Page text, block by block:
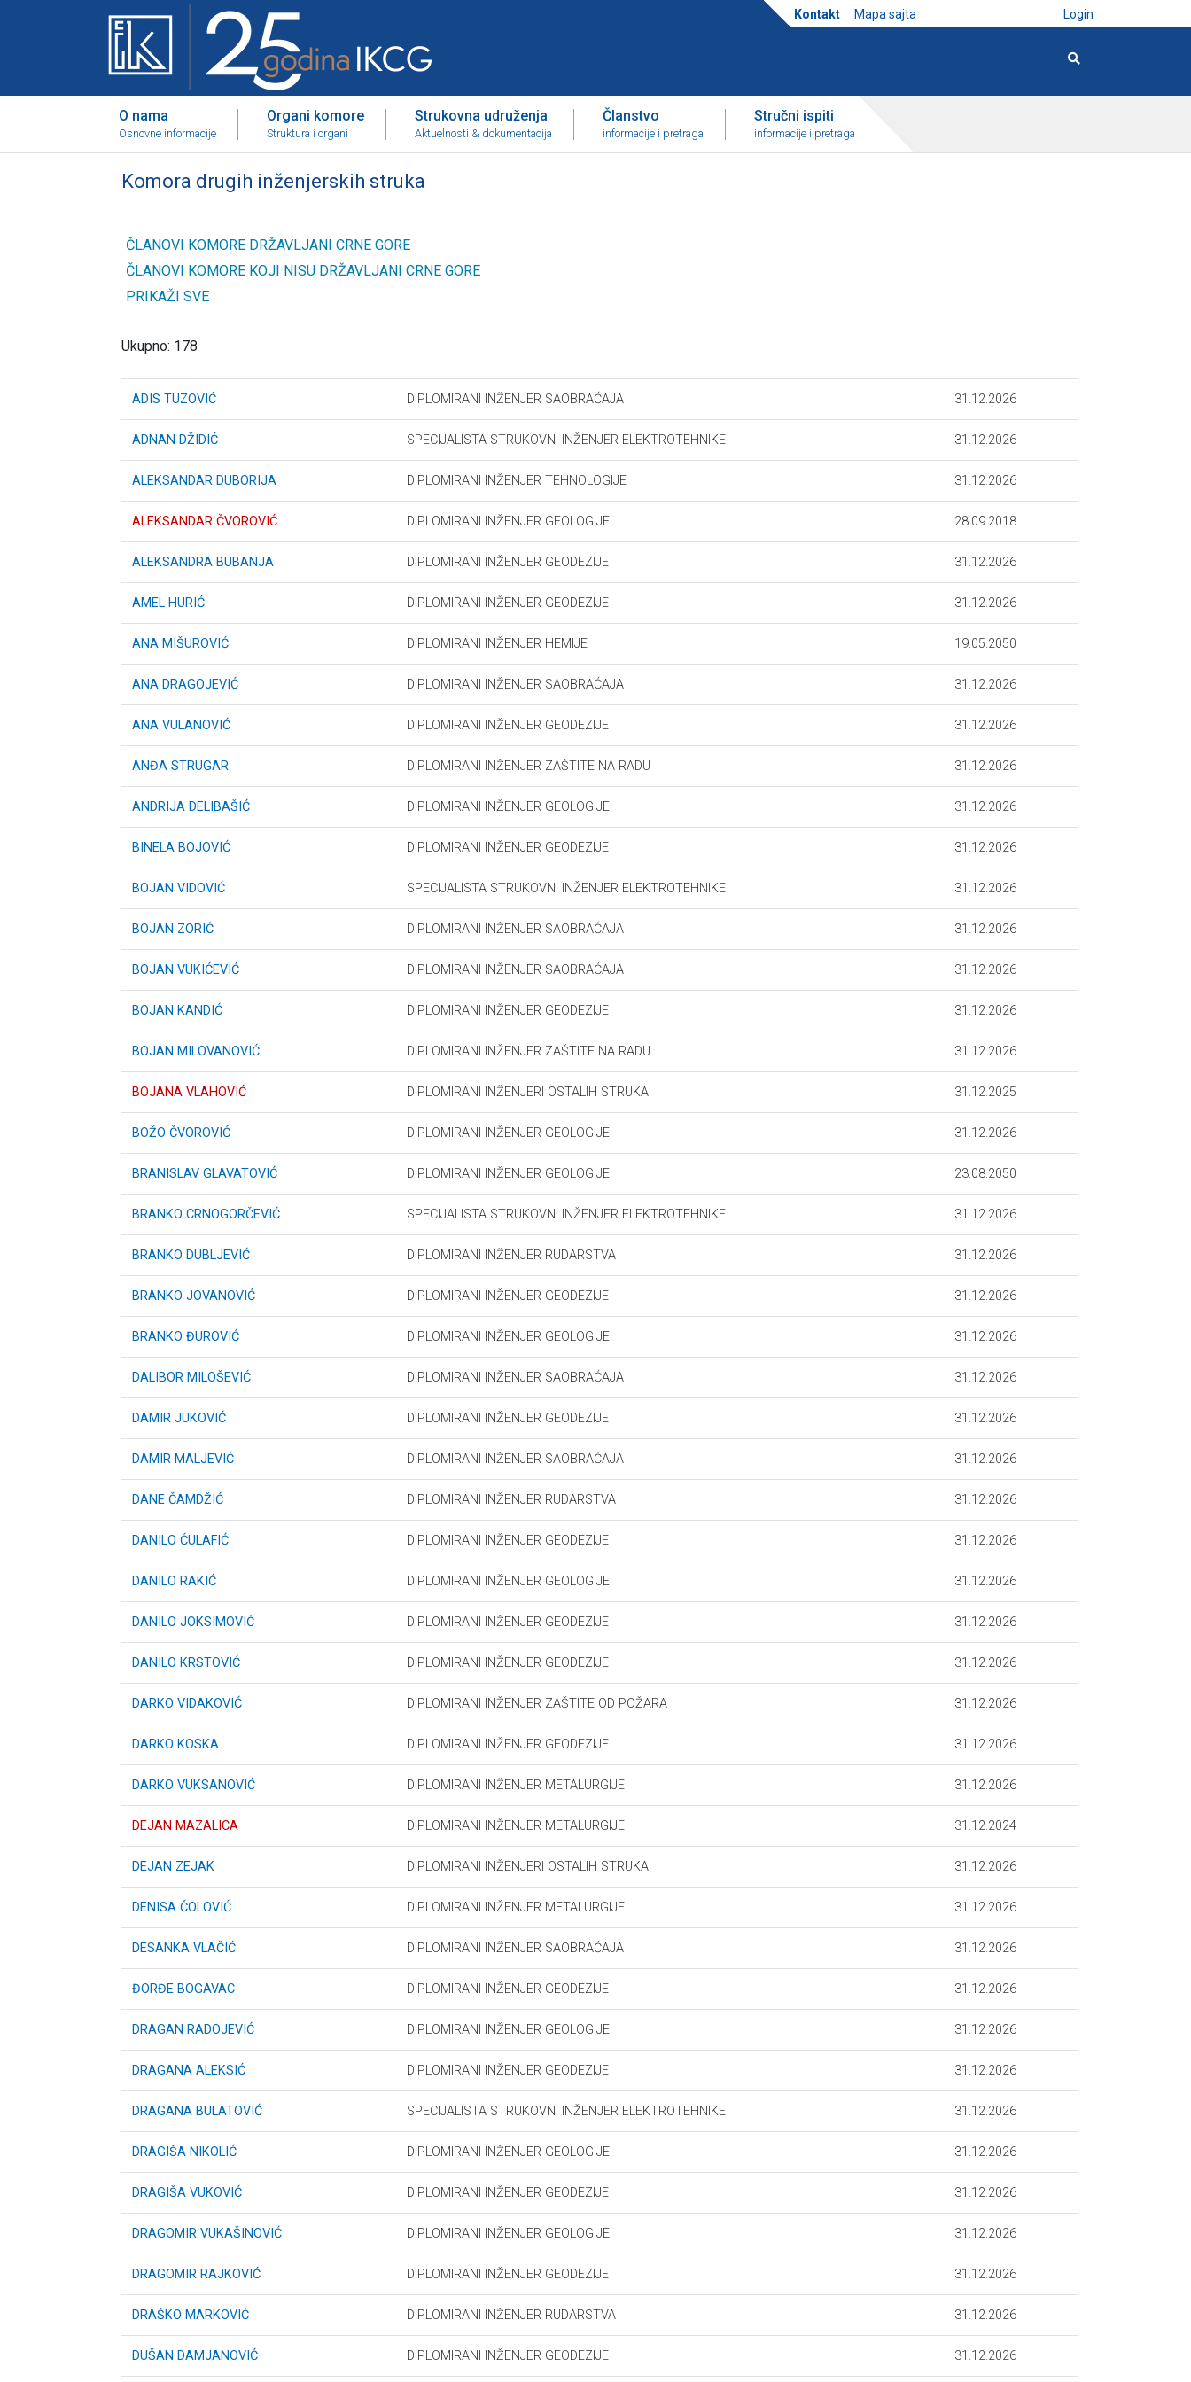
Kontakt Mapa sajta Login
O nama
Osnovne informacije
Organi komore
Struktura i organi
Strukovna udruženja
Aktuelnosti & dokumentacija
Članstvo
informacije i pretraga
Stručni ispiti
informacije i pretraga
Komora drugih inženjerskih struka
ČLANOVI KOMORE DRŽAVLJANI CRNE GORE
ČLANOVI KOMORE KOJI NISU DRŽAVLJANI CRNE GORE
PRIKAŽI SVE
Ukupno: 178
ADIS TUZOVIĆ DIPLOMIRANI INŽENJER SAOBRAĆAJA 31.12.2026
ADNAN DŽIDIĆ SPECIJALISTA STRUKOVNI INŽENJER ELEKTROTEHNIKE 31.12.2026
ALEKSANDAR DUBORIJA DIPLOMIRANI INŽENJER TEHNOLOGIJE 31.12.2026
ALEKSANDAR ČVOROVIĆ DIPLOMIRANI INŽENJER GEOLOGIJE 28.09.2018
ALEKSANDRA BUBANJA DIPLOMIRANI INŽENJER GEODEZIJE 31.12.2026
AMEL HURIĆ DIPLOMIRANI INŽENJER GEODEZIJE 31.12.2026
ANA MIŠUROVIĆ DIPLOMIRANI INŽENJER HEMIJE 19.05.2050
ANA DRAGOJEVIĆ DIPLOMIRANI INŽENJER SAOBRAĆAJA 31.12.2026
ANA VULANOVIĆ DIPLOMIRANI INŽENJER GEODEZIJE 31.12.2026
ANĐA STRUGAR DIPLOMIRANI INŽENJER ZAŠTITE NA RADU 31.12.2026
ANDRIJA DELIBAŠIĆ DIPLOMIRANI INŽENJER GEOLOGIJE 31.12.2026
BINELA BOJOVIĆ DIPLOMIRANI INŽENJER GEODEZIJE 31.12.2026
BOJAN VIDOVIĆ SPECIJALISTA STRUKOVNI INŽENJER ELEKTROTEHNIKE 31.12.2026
BOJAN ZORIĆ DIPLOMIRANI INŽENJER SAOBRAĆAJA 31.12.2026
BOJAN VUKIĆEVIĆ DIPLOMIRANI INŽENJER SAOBRAĆAJA 31.12.2026
BOJAN KANDIĆ DIPLOMIRANI INŽENJER GEODEZIJE 31.12.2026
BOJAN MILOVANOVIĆ DIPLOMIRANI INŽENJER ZAŠTITE NA RADU 31.12.2026
BOJANA VLAHOVIĆ DIPLOMIRANI INŽENJERI OSTALIH STRUKA 31.12.2025
BOŽO ČVOROVIĆ DIPLOMIRANI INŽENJER GEOLOGIJE 31.12.2026
BRANISLAV GLAVATOVIĆ DIPLOMIRANI INŽENJER GEOLOGIJE 23.08.2050
BRANKO CRNOGORČEVIĆ SPECIJALISTA STRUKOVNI INŽENJER ELEKTROTEHNIKE 31.12.2026
BRANKO DUBLJEVIĆ DIPLOMIRANI INŽENJER RUDARSTVA 31.12.2026
BRANKO JOVANOVIĆ DIPLOMIRANI INŽENJER GEODEZIJE 31.12.2026
BRANKO ĐUROVIĆ DIPLOMIRANI INŽENJER GEOLOGIJE 31.12.2026
DALIBOR MILOŠEVIĆ DIPLOMIRANI INŽENJER SAOBRAĆAJA 31.12.2026
DAMIR JUKOVIĆ DIPLOMIRANI INŽENJER GEODEZIJE 31.12.2026
DAMIR MALJEVIĆ DIPLOMIRANI INŽENJER SAOBRAĆAJA 31.12.2026
DANE ČAMDŽIĆ DIPLOMIRANI INŽENJER RUDARSTVA 31.12.2026
DANILO ĆULAFIĆ DIPLOMIRANI INŽENJER GEODEZIJE 31.12.2026
DANILO RAKIĆ DIPLOMIRANI INŽENJER GEOLOGIJE 31.12.2026
DANILO JOKSIMOVIĆ DIPLOMIRANI INŽENJER GEODEZIJE 31.12.2026
DANILO KRSTOVIĆ DIPLOMIRANI INŽENJER GEODEZIJE 31.12.2026
DARKO VIDAKOVIĆ DIPLOMIRANI INŽENJER ZAŠTITE OD POŽARA 31.12.2026
DARKO KOSKA DIPLOMIRANI INŽENJER GEODEZIJE 31.12.2026
DARKO VUKSANOVIĆ DIPLOMIRANI INŽENJER METALURGIJE 31.12.2026
DEJAN MAZALICA DIPLOMIRANI INŽENJER METALURGIJE 31.12.2024
DEJAN ZEJAK DIPLOMIRANI INŽENJERI OSTALIH STRUKA 31.12.2026
DENISA ČOLOVIĆ DIPLOMIRANI INŽENJER METALURGIJE 31.12.2026
DESANKA VLAČIĆ DIPLOMIRANI INŽENJER SAOBRAĆAJA 31.12.2026
ĐORĐE BOGAVAC DIPLOMIRANI INŽENJER GEODEZIJE 31.12.2026
DRAGAN RADOJEVIĆ DIPLOMIRANI INŽENJER GEOLOGIJE 31.12.2026
DRAGANA ALEKSIĆ DIPLOMIRANI INŽENJER GEODEZIJE 31.12.2026
DRAGANA BULATOVIĆ SPECIJALISTA STRUKOVNI INŽENJER ELEKTROTEHNIKE 31.12.2026
DRAGIŠA NIKOLIĆ DIPLOMIRANI INŽENJER GEOLOGIJE 31.12.2026
DRAGIŠA VUKOVIĆ DIPLOMIRANI INŽENJER GEODEZIJE 31.12.2026
DRAGOMIR VUKAŠINOVIĆ DIPLOMIRANI INŽENJER GEOLOGIJE 31.12.2026
DRAGOMIR RAJKOVIĆ DIPLOMIRANI INŽENJER GEODEZIJE 31.12.2026
DRAŠKO MARKOVIĆ DIPLOMIRANI INŽENJER RUDARSTVA 31.12.2026
DUŠAN DAMJANOVIĆ DIPLOMIRANI INŽENJER GEODEZIJE 31.12.2026